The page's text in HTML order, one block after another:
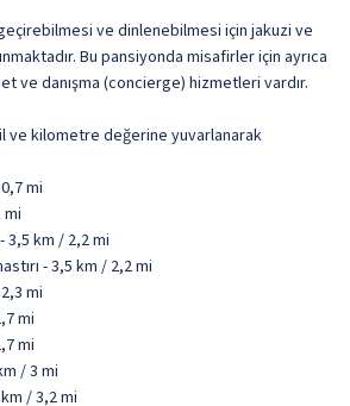
ve dinlenebilmesi için jakuzi ve
Bu pansiyonda misafirler için ayrıca
ve danışma (concierge) hizmetleri vardır.
ve kilometre değerine yuvarlanarak
mi
mi
3,5 km / 2,2 mi
- 3,5 km / 2,2 mi
mi
mi
mi
/ 3 mi
/ 3,2 mi